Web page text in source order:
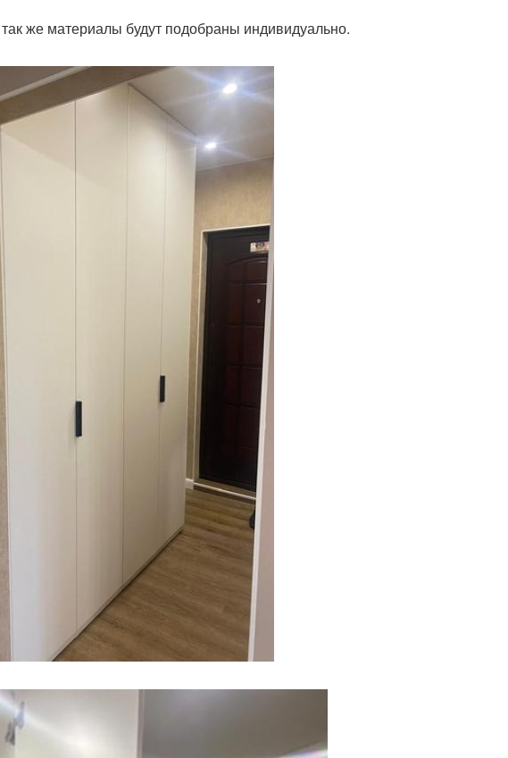
же материалы будут подобраны индивидуально.